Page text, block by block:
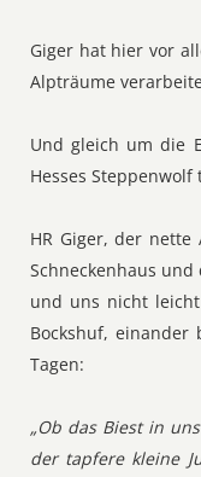
Giger hat hier vor
Alpträume
Und gleich um die
Hesses
HR Giger, der
Schneckenhaus
und uns nicht
Bockshuf,
Tagen:
„Ob das Biest in
der tapfere kleine